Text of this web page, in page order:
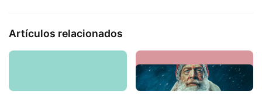
Artículos relacionados